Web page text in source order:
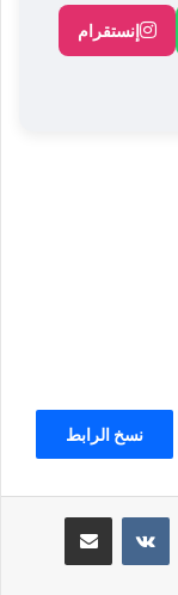
إنستقرام
نسخ الرابط
مشاركة عبر البريد